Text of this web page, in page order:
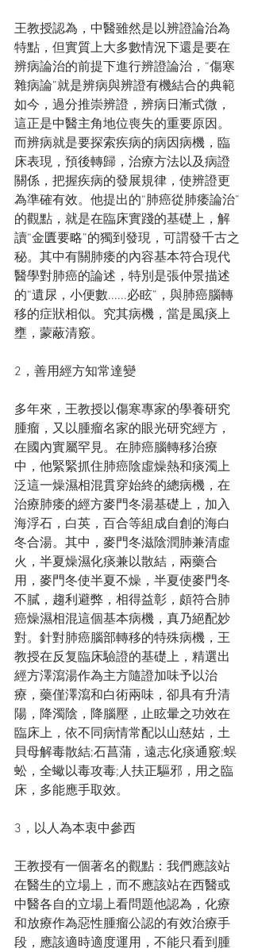
王教授認為，中醫雖然是以辨證論治為
特點，但實質上大多數情況下還是要在
辨病論治的前提下進行辨證論治，“傷寒
雜病論”就是辨病與辨證有機結合的典範
如今，過分推崇辨證，辨病日漸式微，
這正是中醫主角地位喪失的重要原因。
而辨病就是要探索疾病的病因病機，臨
床表現，預後轉歸，治療方法以及病證
關係，把握疾病的發展規律，使辨證更
為準確有效。他提出的“肺癌從肺痿論治”
的觀點，就是在臨床實踐的基礎上，解
讀“金匱要略”的獨到發現，可謂發千古之
秘。其中有關肺痿的內容基本符合現代
醫學對肺癌的論述，特別是張仲景描述
的“遺尿，小便數......必眩”，與肺癌腦轉
移的症狀相似。究其病機，當是風痰上
壅，蒙蔽清竅。
2，善用經方知常達變
多年來，王教授以傷寒專家的學養研究
腫瘤，又以腫瘤名家的眼光研究經方，
在國內實屬罕見。在肺癌腦轉移治療
中，他緊緊抓住肺癌陰虛燥熱和痰濁上
泛這一燥濕相混貫穿始終的總病機，在
治療肺痿的經方麥門冬湯基礎上，加入
海浮石，白英，百合等組成自創的海白
冬合湯。其中，麥門冬滋陰潤肺兼清虛
火，半夏燥濕化痰兼以散結，兩藥合
用，麥門冬使半夏不燥，半夏使麥門冬
不膩，趨利避弊，相得益彰，頗符合肺
癌燥濕相混這個基本病機，真乃絕配妙
對​​。針對肺癌腦部轉移的特殊病機，王
教授在反复臨床驗證的基礎上，精選出
經方澤瀉湯作為主方隨證加味予以治
療，藥僅澤瀉和白術兩味，卻具有升清
陽，降濁陰，降腦壓，止眩暈之功效在
臨床上，依不同病情常配以山慈姑，土
貝母解毒散結;石菖蒲，遠志化痰通竅;蜈
蚣，全蠍以毒攻毒;人扶正驅邪，用之臨
床，多能應手取效。
3，以人為本衷中參西
王教授有一個著名的觀點：我們應該站
在醫生的立場上，而不應該站在西醫或
中醫各自的立場上看問題他認為，化療
和放療作為惡性腫瘤公認的有效治療手
段，應該適時適度運用，不能只看到腫